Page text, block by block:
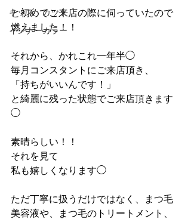
キッズ カット
インナーカラー
と初めてご来店の際に伺っていたので
燃えました！！
それから、かれこれ一年半◯
毎月コンスタントにご来店頂き、
「持ちがいいんです！」
と綺麗に残った状態でご来店頂きます
◯
素晴らしい！！
それを見て
私も嬉しくなります◯
ただ丁寧に扱うだけではなく、まつ毛
美容液や、まつ毛のトリートメント、